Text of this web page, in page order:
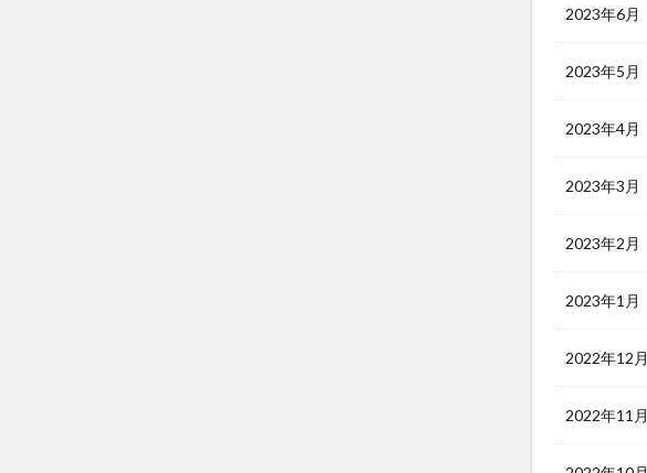
2023年6月
2023年5月
2023年4月
2023年3月
2023年2月
2023年1月
2022年12月
2022年11月